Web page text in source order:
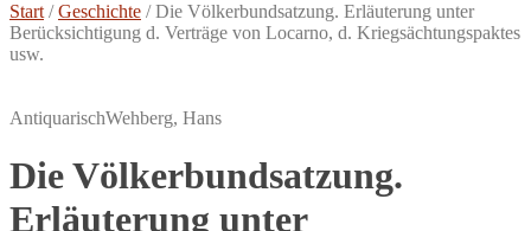
Start /Geschichte /Die Völkerbundsatzung. Erläuterung unter
Berücksichtigung d. Verträge von Locarno, d. Kriegsächtungspaktes
usw.
AntiquarischWehberg, Hans
Die Völkerbundsatzung.
Erläuterung unter